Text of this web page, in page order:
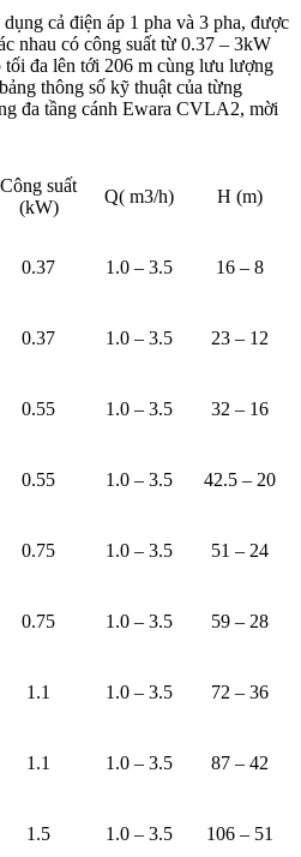
cả điện áp 1 pha và 3 pha, được
nhau có công suất từ 0.37 – 3kW
đa lên tới 206 m cùng lưu lượng
thông số kỹ thuật của từng
đa tầng cánh Ewara CVLA2, mời
Công suất
(kW)
Q( m3/h) H (m)
0.37 1.0 – 3.5 16 – 8
0.37 1.0 – 3.5 23 – 12
0.55 1.0 – 3.5 32 – 16
0.55 1.0 – 3.5 42.5 – 20
0.75 1.0 – 3.5 51 – 24
0.75 1.0 – 3.5 59 – 28
1.1 1.0 – 3.5 72 – 36
1.1 1.0 – 3.5 87 – 42
1.5 1.0 – 3.5 106 – 51